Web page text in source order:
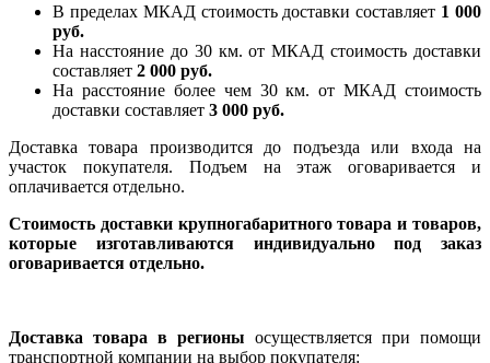
В пределах МКАД стоимость доставки составляет 1 000
руб.
На насcтояние до 30 км. от МКАД стоимость доставки
составляет 2 000 руб.
На расстояние более чем 30 км. от МКАД стоимость
доставки составляет 3 000 руб.
Доставка товара производится до подъезда или входа на
участок покупателя. Подъем на этаж оговаривается и
оплачивается отдельно.
Стоимость доставки крупногабаритного товара и товаров,
которые изготавливаются индивидуально под заказ
оговаривается отдельно.
Доставка товара в регионы осуществляется при помощи
транспортной компании на выбор покупателя: